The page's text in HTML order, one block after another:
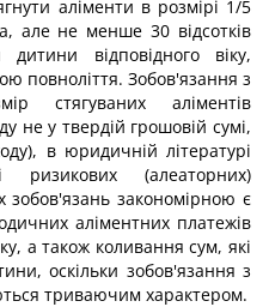
аліменти в розмірі 1/5
але не менше 30 відсотків
відповідного віку,
повноліття. Зобов'язання з
стягуваних аліментів
не у твердій грошовій сумі,
в юридичній літературі
ризикових (алеаторних)
зобов'язань закономірною є
аліментних платежів
а також коливання сум, які
оскільки зобов'язання з
триваючим характером.